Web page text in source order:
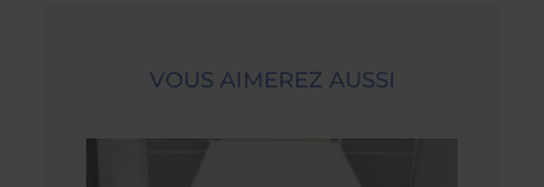
VOUS AIMEREZ AUSSI